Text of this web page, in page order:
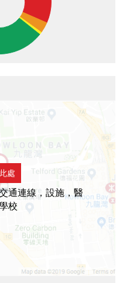
處
通連線，設施，醫
校